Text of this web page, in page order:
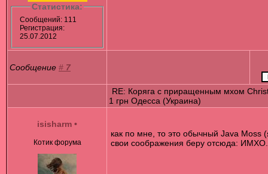
Статистика:
Сообщений: 111
Регистрация:
25.07.2012
Сообщение # 7
RE: Коряга с приращенным мхом
1 грн Одесса (Украина)
isisharm •
Котик форума
как по мне, то это обычный Java Moss
свои соображения беру отсюда: ИМХО.